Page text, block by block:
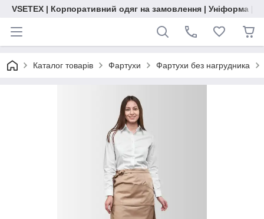
VSETEX | Корпоративний одяг на замовлення | Уніформа |
Каталог товарів Фартухи Фартухи без нагрудника